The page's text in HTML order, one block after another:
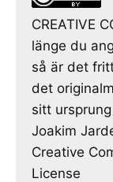
CREATIVE
länge du
så är det
det
sitt
Joakim
Creative
License